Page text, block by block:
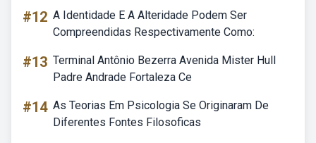
#12 A Identidade E A Alteridade Podem Ser
Compreendidas Respectivamente Como:
#13 Terminal Antônio Bezerra Avenida Mister Hull
Padre Andrade Fortaleza Ce
#14 As Teorias Em Psicologia Se Originaram De
Diferentes Fontes Filosoficas